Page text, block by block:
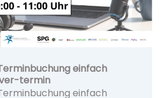
einfach
termin
einfach